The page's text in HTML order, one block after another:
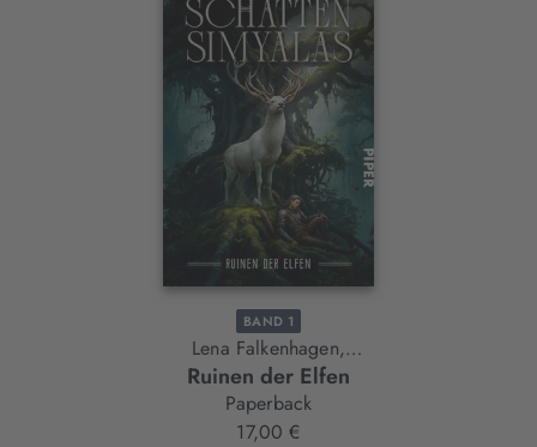
BAND 1
Lena Falkenhagen,
Thomas Finn
Ruinen der Elfen
Paperback
17,00 €